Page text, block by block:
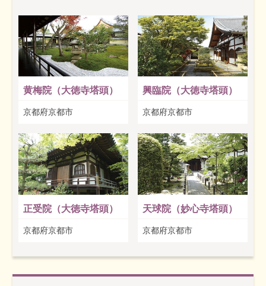
黄梅院（大徳寺塔頭）
京都府京都市
興臨院（大徳寺塔頭）
京都府京都市
正受院（大徳寺塔頭）
京都府京都市
天球院（妙心寺塔頭）
京都府京都市